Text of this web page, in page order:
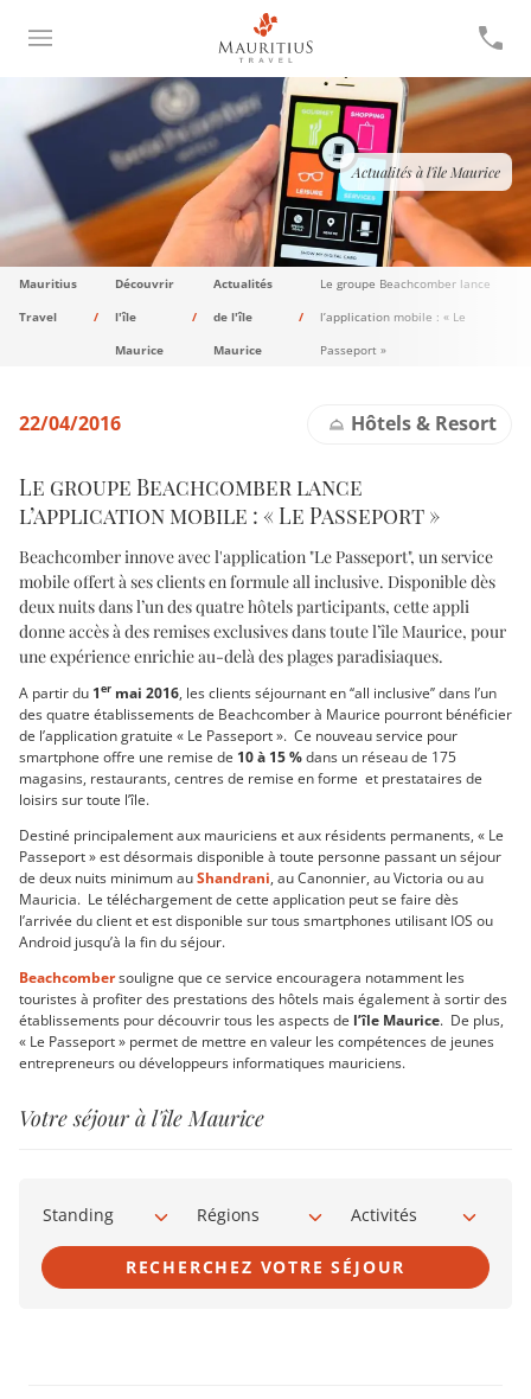
Actualités à l'île Maurice
Mauritius
Travel
Découvrir
l'île
Maurice
Actualités
de l'île
Maurice
Le groupe Beachcomber lance
l’application mobile : « Le
Passeport »
22/04/2016 Hôtels & Resort
Le groupe Beachcomber lance
l’application mobile : « Le Passeport »
Beachcomber innove avec l'application "Le Passeport", un service
mobile offert à ses clients en formule all inclusive. Disponible dès
deux nuits dans l’un des quatre hôtels participants, cette appli
donne accès à des remises exclusives dans toute l’île Maurice, pour
une expérience enrichie au-delà des plages paradisiaques.
A partir du 1er mai 2016, les clients séjournant en ‘‘all inclusive’’ dans l’un
des quatre établissements de Beachcomber à Maurice pourront bénéficier
de l’application gratuite « Le Passeport ». Ce nouveau service pour
smartphone offre une remise de 10 à 15 %dans un réseau de 175
magasins, restaurants, centres de remise en forme et prestataires de
loisirs sur toute l’île.
Destiné principalement aux mauriciens et aux résidents permanents, « Le
Passeport » est désormais disponible à toute personne passant un séjour
de deux nuits minimum auShandrani, au Canonnier, au Victoria ou au
Mauricia. Le téléchargement de cette application peut se faire dès
l’arrivée du client et est disponible sur tous smartphones utilisant IOS ou
Android jusqu’à la fin du séjour.
Beachcombersouligne que ce service encouragera notamment les
touristes à profiter des prestations des hôtels mais également à sortir des
établissements pour découvrir tous les aspects de l’île Maurice. De plus,
« Le Passeport » permet de mettre en valeur les compétences de jeunes
entrepreneurs ou développeurs informatiques mauriciens.
Votre séjour à l'île Maurice
Standing Régions Activités
RECHERCHEZ VOTRE SÉJOUR